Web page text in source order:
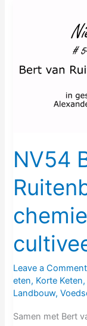
NV54
Leave a Comment
eten, Korte Keten,
Landbouw,
Samen met Bert
cultiveerder